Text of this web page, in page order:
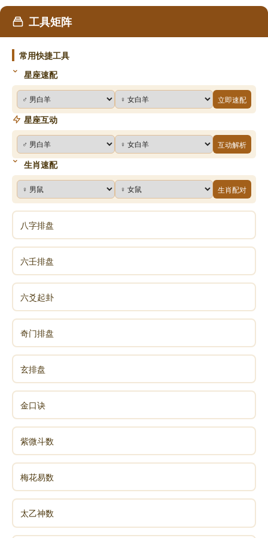
六爻： 信息量相对较少，但变化灵活，断事细致。
一个卦象只有六个爻，需要分析的因素相对较少，但由
于摇卦的随机性，每次预测都需要重新分析。
八字： 信息量庞大，综合性强，但相对稳定。八字
包含的信息非常丰富，需要综合考虑各种因素，才能得
出准确的结论。
三、互补互证：提升预测准确性的有效途径
既然六爻和八字各有千秋，那么如何将它们结合起
来，以提升预测的准确性呢？答案是：互补互证。
1、八字定性，六爻定量
八字可以用来确定一个人的基本命运格局，包括性
格、事业、财运、婚姻、健康等方面。比如，通过八字
可以看出一个人是身强还是身弱，是喜木火还是喜金
水，是适合创业还是适合上班等等。
六爻则可以用来对具体事件进行定量分析。比如，
如果八字显示某人近期有投资机会，那么可以通过六爻
来预测这次投资能否成功，收益如何，风险有多大等
等。
2、六爻验证八字，八字辅助六爻
六爻和八字可以相互验证，互相补充。比如，通过
六爻预测某件事情的结果，可以与八字所显示的运势进
行对比，如果两者一致，则可以增加预测的可靠性。反
之，如果两者不一致，则需要重新审视预测的思路和方
法，找出问题所在。
工具矩阵
常用快捷工具
星座速配
立即速配
星座互动
互动解析
生肖速配
生肖配对
八字排盘
六壬排盘
六爻起卦
奇门排盘
玄排盘
金口诀
紫微斗数
梅花易数
太乙神数